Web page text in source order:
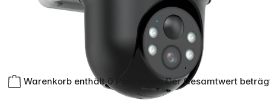
Warenkorb enthält 0 Positionen. Der Gesamtwert